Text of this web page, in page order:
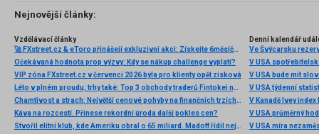
několik příkladů nejznámějších z nich.
Nejnovější články:
Vzdělávací články
🚀 FXstreet.cz & eToro přinášejí exkluzivní akci: Získejte 6měsíční členství ve VIP zóně ZDARMA
Očekávaná hodnota prop výzvy: Kdy se nákup challenge vyplatí?
VIP zóna FXstreet.cz v červenci 2026 byla pro klienty opět zisková
Léto v plném proudu, trhy také: Top 3 obchody traderů Fintokei na indexech a zlatě
Chamtivost a strach: Největší cenové pohyby na finančních trzích (červenec 2026)
Káva na rozcestí. Přinese rekordní úroda další pokles cen?
Stvořil elitní klub, kde Ameriku obral o 65 miliard. Madoff řídil největší Ponzi dějin
Denní kalendář
Ve Švýcarsku
V USA
V USA bude mít
V USA týdenní
V Kanadě Ivey index
V USA průměrný
V USA míra